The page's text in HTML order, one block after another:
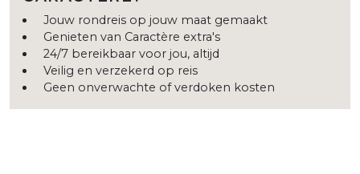
Jouw rondreis op jouw maat gemaakt
Genieten van Caractère extra's
24/7 bereikbaar voor jou, altijd
Veilig en verzekerd op reis
Geen onverwachte of verdoken kosten